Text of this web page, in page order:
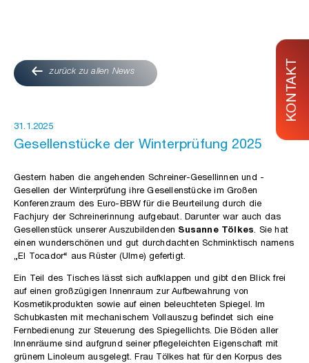
KONTAKT
zurück zu allen News
31.1.2025
Gesellenstücke der Winterprüfung 2025
Gestern haben die angehenden Schreiner-Gesellinnen und -
Gesellen der Winterprüfung ihre Gesellenstücke im Großen
Konferenzraum des Euro-BBW für die Beurteilung durch die
Fachjury der Schreinerinnung aufgebaut. Darunter war auch das
Gesellenstück unserer Auszubildenden Susanne Tölkes. Sie hat
einen wunderschönen und gut durchdachten Schminktisch namens
„El Tocador“ aus Rüster (Ulme) gefertigt.
Ein Teil des Tisches lässt sich aufklappen und gibt den Blick frei
auf einen großzügigen Innenraum zur Aufbewahrung von
Kosmetikprodukten sowie auf einen beleuchteten Spiegel. Im
Schubkasten mit mechanischem Vollauszug befindet sich eine
Fernbedienung zur Steuerung des Spiegellichts. Die Böden aller
Innenräume sind aufgrund seiner pflegeleichten Eigenschaft mit
grünem Linoleum ausgelegt. Frau Tölkes hat für den Korpus des